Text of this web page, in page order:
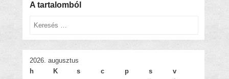
A tartalomból
Keresés
2026. augusztus
h
K s c p s
v